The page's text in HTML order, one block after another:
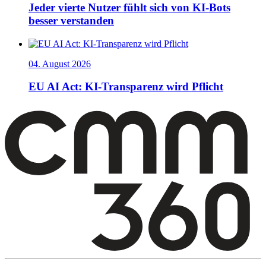
Jeder vierte Nutzer fühlt sich von KI-Bots
besser verstanden
04. August 2026
EU AI Act: KI-Transparenz wird Pflicht